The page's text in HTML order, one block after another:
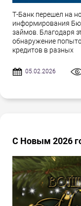
Т-Банк перешел на
информирования
займов. Благодаря
обнаружение
кредитов в разных
05.02.2026
С Новым 2026